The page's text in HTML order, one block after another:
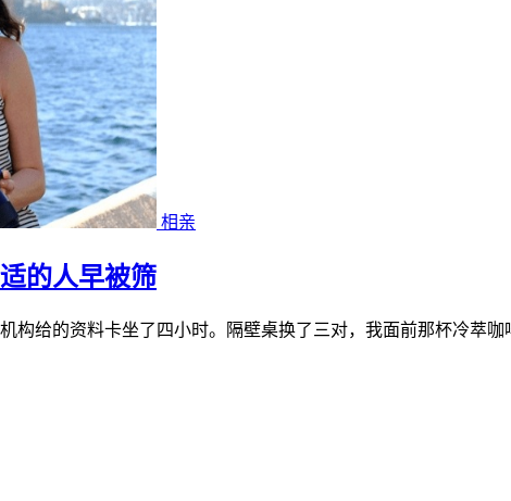
相亲
的人早被筛
构给的资料卡坐了四小时。隔壁桌换了三对，我面前那杯冷